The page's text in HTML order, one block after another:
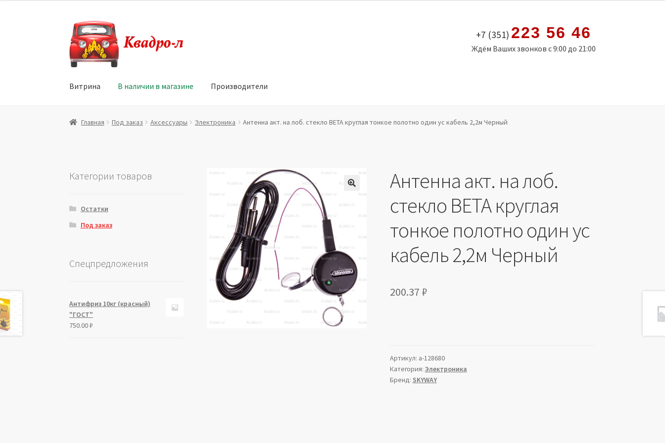
Перейти
к
навигации
Перейти
к
содержимому
+7 (351) 223 56 46
Ждём Ваших звонков с 9:00 до 21:00
Витрина В наличии в магазине Производители
Главная Витрина Мой аккаунт Политика в отношении обработки персональных данных
Главная Под заказ Аксессуары Электроника Антенна акт. на лоб. стекло ВЕТА круглая тонкое полотно один ус кабель 2,2м Черный
Антенна акт. на лоб.
стекло ВЕТА круглая
тонкое полотно один ус
кабель 2,2м Черный
200.37 ₽
Артикул: a-128680
Категория: Электроника
Бренд: SKYWAY
Категории товаров
Остатки
Под заказ
Спецпредложения
Антифриз 10кг (красный)
"ГОСТ"
750.00₽